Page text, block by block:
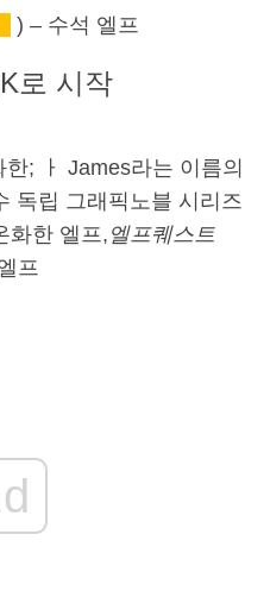
) – 수석 엘프
K로 시작
; ㅏ James라는 이름의
독립 그래픽노블 시리즈
화한 엘프, 엘프퀘스트
프